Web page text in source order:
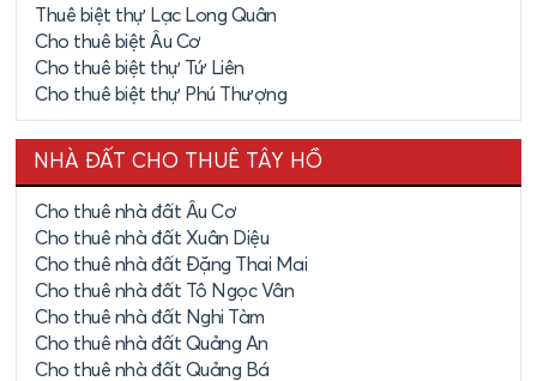
Thuê biệt thự Lạc Long Quân
Cho thuê biệt Âu Cơ
Cho thuê biệt thự Tứ Liên
Cho thuê biệt thự Phú Thượng
NHÀ ĐẤT CHO THUÊ TÂY HỒ
Cho thuê nhà đất Âu Cơ
Cho thuê nhà đất Xuân Diệu
Cho thuê nhà đất Đặng Thai Mai
Cho thuê nhà đất Tô Ngọc Vân
Cho thuê nhà đất Nghi Tàm
Cho thuê nhà đất Quảng An
Cho thuê nhà đất Quảng Bá